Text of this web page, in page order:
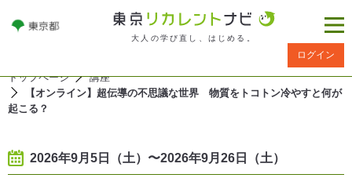
大人の学び直し、はじめる。
ログイン
トップページ
講座
【オンライン】超伝導の不思議な世界 物質をトコトン冷やすと何が
起こる？
2026年9月5日（土）〜2026年9月26日（土）